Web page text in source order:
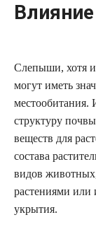
Слепыши, хотя и
могут иметь
местообитания.
структуру
веществ для
состава
видов
растениями или
укрытия.